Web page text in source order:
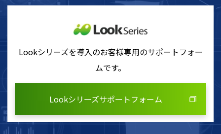
Lookシリーズを導入のお客様専用のサポートフォー
ムです。
Lookシリーズサポートフォーム